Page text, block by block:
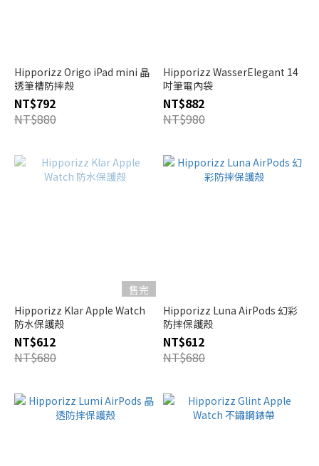
Hipporizz Origo iPad mini 晶
透筆槽防摔殼
NT$792
NT$880
Hipporizz WasserElegant 14
吋筆電內袋
NT$882
NT$980
售完
Hipporizz Klar Apple Watch
防水保護殼
NT$612
NT$680
Hipporizz Luna AirPods 幻彩
防摔保護殼
NT$612
NT$680